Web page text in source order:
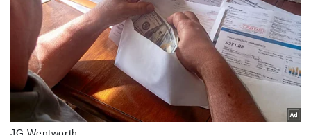
Âm nhạc
Di sản
Sao Việt